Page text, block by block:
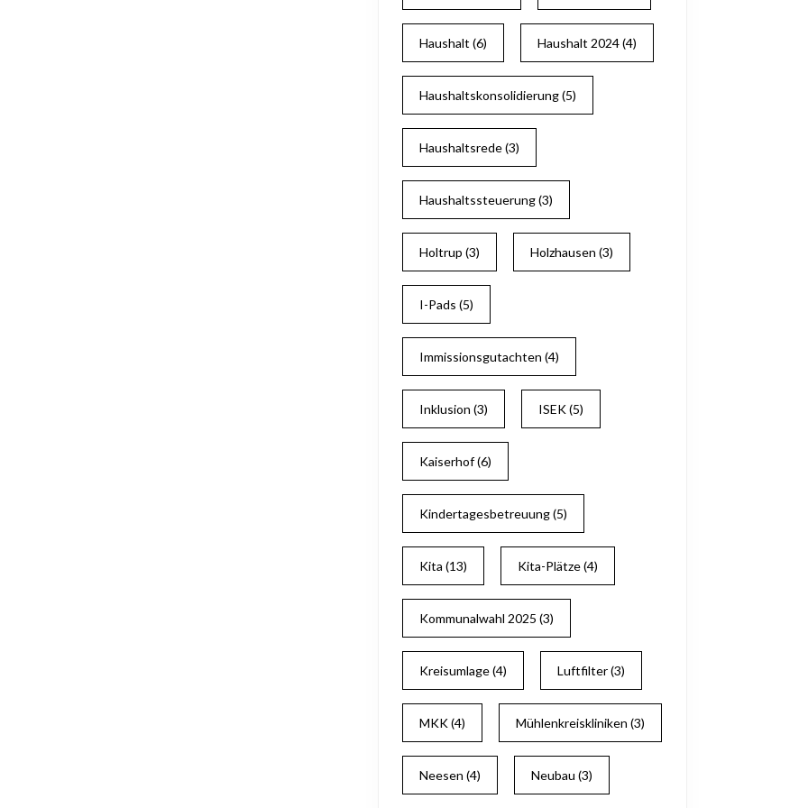
Haushalt (6) Haushalt 2024(4)
Haushaltskonsolidierung(5)
Haushaltsrede(3)
Haushaltssteuerung(3)
Holtrup (3) Holzhausen (3)
I-Pads (5)
Immissionsgutachten (4)
Inklusion (3) ISEK(5)
Kaiserhof(6)
Kindertagesbetreuung(5)
Kita (13) Kita-Plätze(4)
Kommunalwahl 2025 (3)
Kreisumlage(4) Luftfilter(3)
MKK(4) Mühlenkreiskliniken (3)
Neesen (4) Neubau (3)